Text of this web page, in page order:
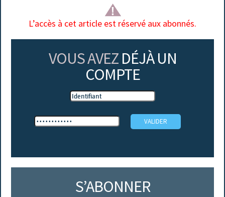
L’accès à cet article est réservé aux abonnés.
VOUS AVEZ DÉJÀ UN
COMPTE
S’ABONNER